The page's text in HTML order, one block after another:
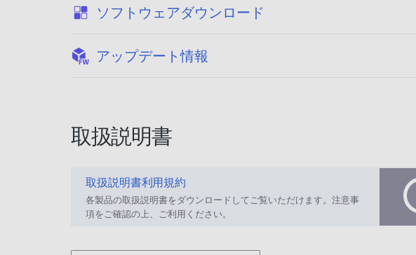
ソフトウェアダウンロード
アップデート情報
取扱説明書
取扱説明書利用規約
各製品の取扱説明書をダウンロードしてご覧いただけます。注意事
項をご確認の上、ご利用ください。